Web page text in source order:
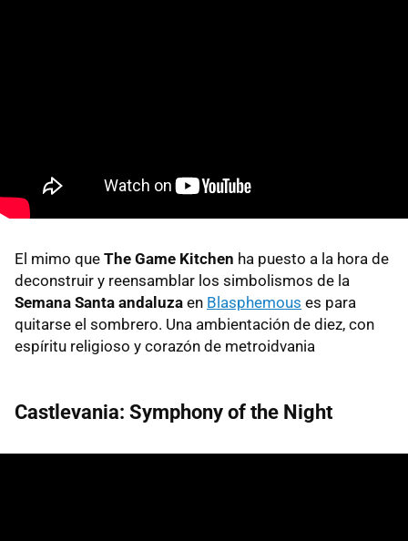
El mimo que The Game Kitchen ha puesto a la hora de
deconstruir y reensamblar los simbolismos de la
Semana Santa andaluza en Blasphemous es para
quitarse el sombrero. Una ambientación de diez, con
espíritu religioso y corazón de metroidvania
Castlevania: Symphony of the Night